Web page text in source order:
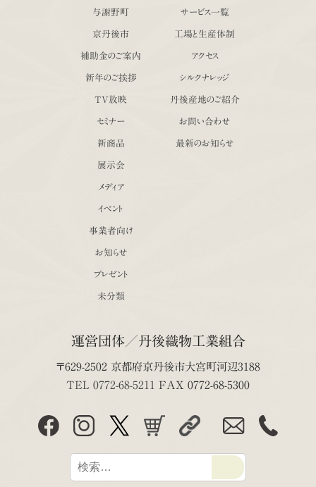
与謝野町
京丹後市
補助金のご案内
新年のご挨拶
TV放映
セミナー
新商品
展示会
メディア
イベント
事業者向け
お知らせ
プレゼント
未分類
サービス一覧
工場と生産体制
アクセス
シルクナレッジ
丹後産地のご紹介
お問い合わせ
最新のお知らせ
運営団体／丹後織物工業組合
〒629-2502 京都府京丹後市大宮町河辺3188
TEL 0772-68-5211 FAX 0772-68-5300